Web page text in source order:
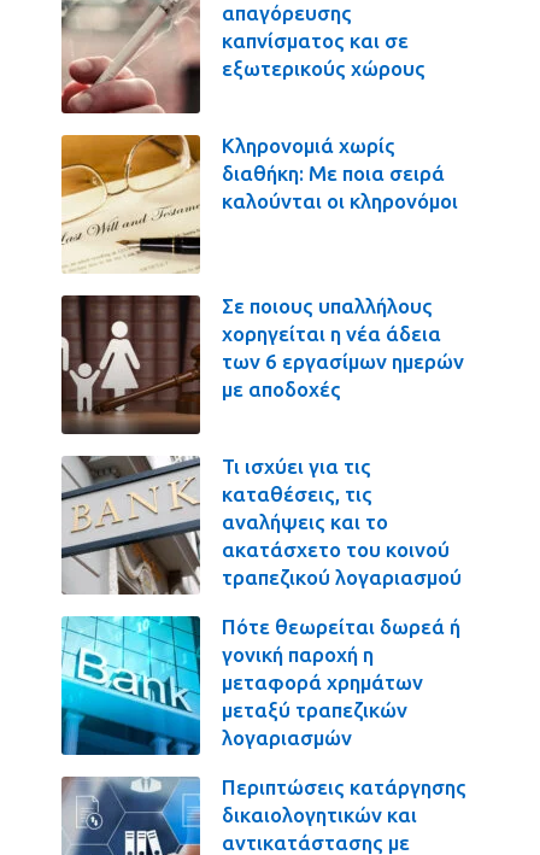
απαγόρευσης
καπνίσματος και σε
εξωτερικούς χώρους
Κληρονομιά χωρίς
διαθήκη: Με ποια σειρά
καλούνται οι κληρονόμοι
Σε ποιους υπαλλήλους
χορηγείται η νέα άδεια
των 6 εργασίμων ημερών
με αποδοχές
Τι ισχύει για τις
καταθέσεις, τις
αναλήψεις και το
ακατάσχετο του κοινού
τραπεζικού λογαριασμού
Πότε θεωρείται δωρεά ή
γονική παροχή η
μεταφορά χρημάτων
μεταξύ τραπεζικών
λογαριασμών
Περιπτώσεις κατάργησης
δικαιολογητικών και
αντικατάστασης με